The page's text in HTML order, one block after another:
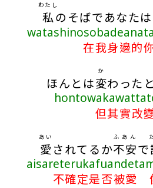
私
わたし
のそばであなた
在我身邊的
ほんとは変
か
わった
但其實改
愛
あい
されてるか不安
ふあん
で
不確定是否被愛